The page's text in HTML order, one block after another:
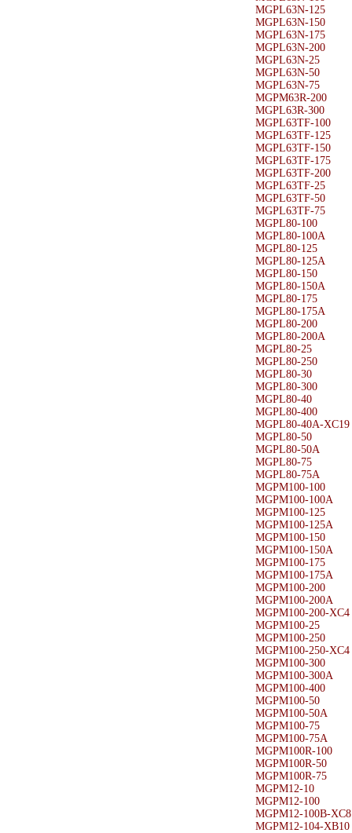
MGPL63N-125
MGPL63N-150
MGPL63N-175
MGPL63N-200
MGPL63N-25
MGPL63N-50
MGPL63N-75
MGPM63R-200
MGPL63R-300
MGPL63TF-100
MGPL63TF-125
MGPL63TF-150
MGPL63TF-175
MGPL63TF-200
MGPL63TF-25
MGPL63TF-50
MGPL63TF-75
MGPL80-100
MGPL80-100A
MGPL80-125
MGPL80-125A
MGPL80-150
MGPL80-150A
MGPL80-175
MGPL80-175A
MGPL80-200
MGPL80-200A
MGPL80-25
MGPL80-250
MGPL80-30
MGPL80-300
MGPL80-40
MGPL80-400
MGPL80-40A-XC19
MGPL80-50
MGPL80-50A
MGPL80-75
MGPL80-75A
MGPM100-100
MGPM100-100A
MGPM100-125
MGPM100-125A
MGPM100-150
MGPM100-150A
MGPM100-175
MGPM100-175A
MGPM100-200
MGPM100-200A
MGPM100-200-XC4
MGPM100-25
MGPM100-250
MGPM100-250-XC4
MGPM100-300
MGPM100-300A
MGPM100-400
MGPM100-50
MGPM100-50A
MGPM100-75
MGPM100-75A
MGPM100R-100
MGPM100R-50
MGPM100R-75
MGPM12-10
MGPM12-100
MGPM12-100B-XC8
MGPM12-104-XB10